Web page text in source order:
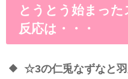
とうとう始まっ
反応は・・・
☆3の仁兎なずなと